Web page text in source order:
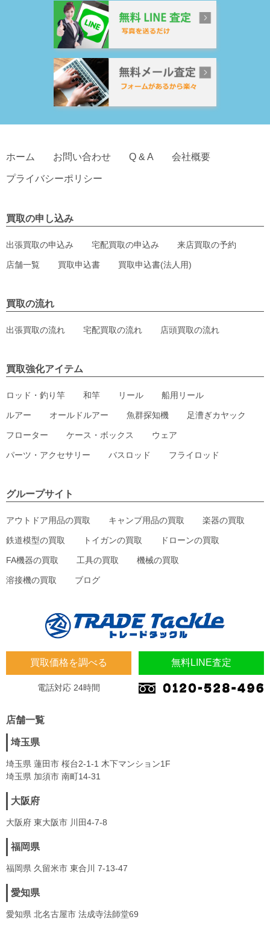
買取価格を調べる 無料LINE査定
電話対応 24時間
店舗一覧
埼玉県
埼玉県 蓮田市 桜台2-1-1 木下マンション1F
埼玉県 加須市 南町14-31
大阪府
大阪府 東大阪市 川田4-7-8
福岡県
福岡県 久留米市 東合川 7-13-47
愛知県
愛知県 北名古屋市 法成寺法師堂69
ホーム お問い合わせ Q & A 会社概要
プライバシーポリシー
買取の申し込み
出張買取の申込み 宅配買取の申込み 来店買取の予約
店舗一覧 買取申込書 買取申込書(法人用)
買取の流れ
出張買取の流れ 宅配買取の流れ 店頭買取の流れ
買取強化アイテム
ロッド・釣り竿 和竿 リール 船用リール
ルアー オールドルアー 魚群探知機 足漕ぎカヤック
フローター ケース・ボックス ウェア
パーツ・アクセサリー バスロッド フライロッド
グループサイト
アウトドア用品の買取 キャンプ用品の買取 楽器の買取
鉄道模型の買取 トイガンの買取 ドローンの買取
FA機器の買取 工具の買取 機械の買取
溶接機の買取 ブログ